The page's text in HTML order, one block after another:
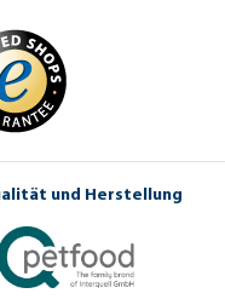
und Herstellung